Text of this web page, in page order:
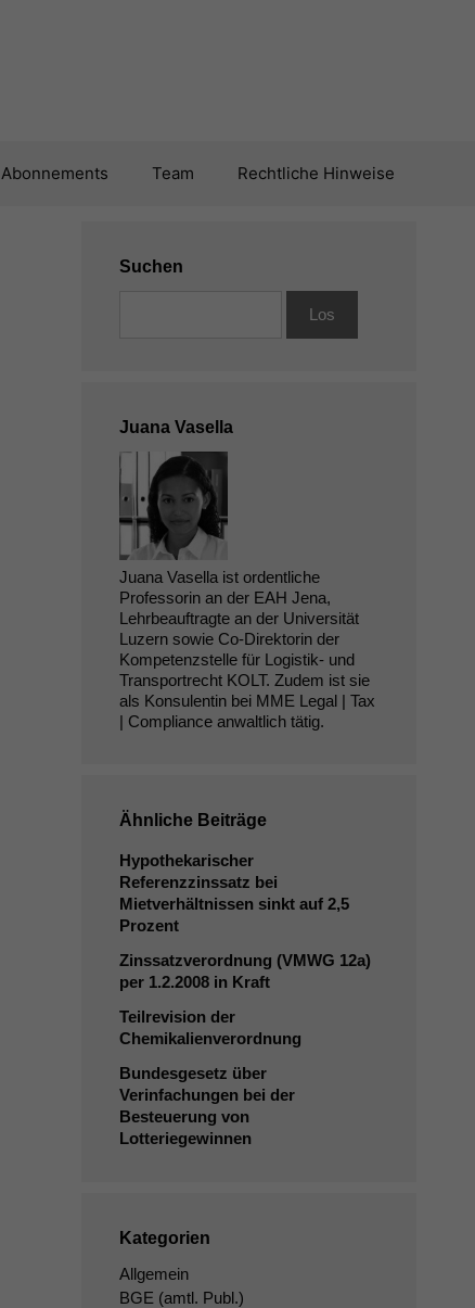
Abonnements Team Rechtliche Hinweise
Suchen
Juana Vasella
Juana Vasella ist ordentliche
Professorin an der EAH Jena,
Lehrbeauftragte an der Universität
Luzern sowie Co-Direktorin der
Kompetenzstelle für Logistik- und
Transportrecht KOLT. Zudem ist sie
als Konsulentin bei MME Legal | Tax
| Compliance anwaltlich tätig.
Ähnliche Beiträge
Hypothekarischer
Referenzzinssatz bei
Mietverhältnissen sinkt auf 2,5
Prozent
Zinssatzverordnung (VMWG 12a)
per 1.2.2008 in Kraft
Teilrevision der
Chemikalienverordnung
Bundesgesetz über
Verinfachungen bei der
Besteuerung von
Lotteriegewinnen
Kategorien
Allgemein
BGE (amtl. Publ.)